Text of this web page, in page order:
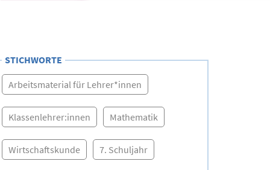
STICHWORTE
Arbeitsmaterial für Lehrer*innen
Klassenlehrer:innen Mathematik
Wirtschaftskunde 7. Schuljahr